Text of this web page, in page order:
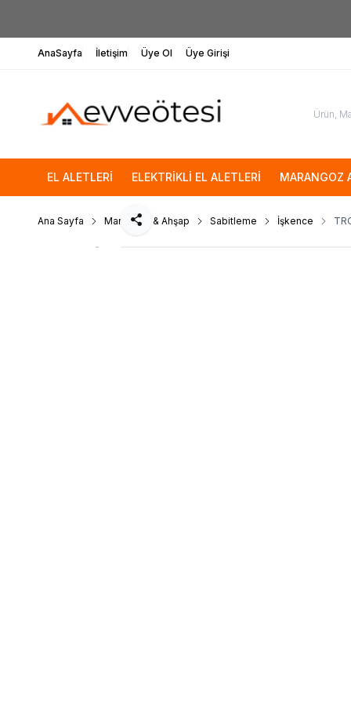
AnaSayfa İletişim Üye Ol Üye Girişi
EL ALETLERİ ELEKTRİKLİ EL ALETLERİ MARANGOZ
Ana Sayfa Marangoz & Ahşap Sabitleme İşkence
Paylaş